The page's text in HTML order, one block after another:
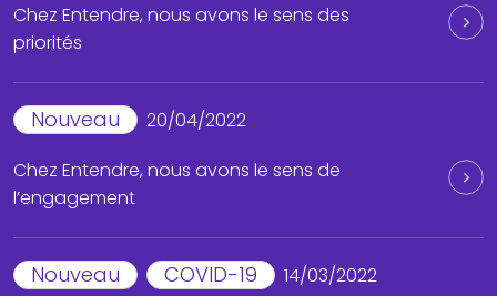
Chez Entendre, nous avons le sens des
priorités
Nouveau
20/04/2022
Chez Entendre, nous avons le sens de
l’engagement
Nouveau COVID-19
14/03/2022